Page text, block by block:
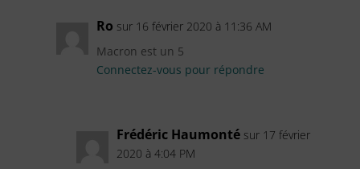
Ro sur 16 février 2020 à 11:36 AM
Macron est un 5
Connectez-vous pour répondre
Frédéric Haumonté sur 17 février
2020 à 4:04 PM